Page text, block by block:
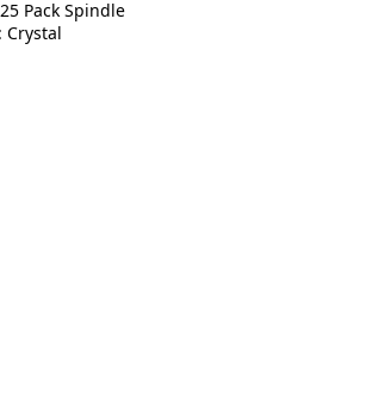
Pack Spindle
Crystal